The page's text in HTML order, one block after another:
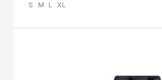
S M L XL